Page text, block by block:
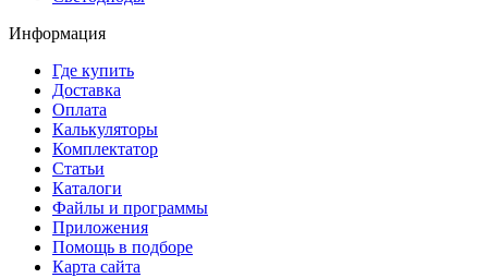
Информация
Где купить
Доставка
Оплата
Калькуляторы
Комплектатор
Статьи
Каталоги
Файлы и программы
Приложения
Помощь в подборе
Карта сайта